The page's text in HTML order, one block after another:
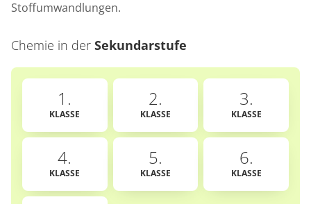
Stoffumwandlungen.
Chemie in der Sekundarstufe
1.
KLASSE
2.
KLASSE
3.
KLASSE
4.
KLASSE
5.
KLASSE
6.
KLASSE